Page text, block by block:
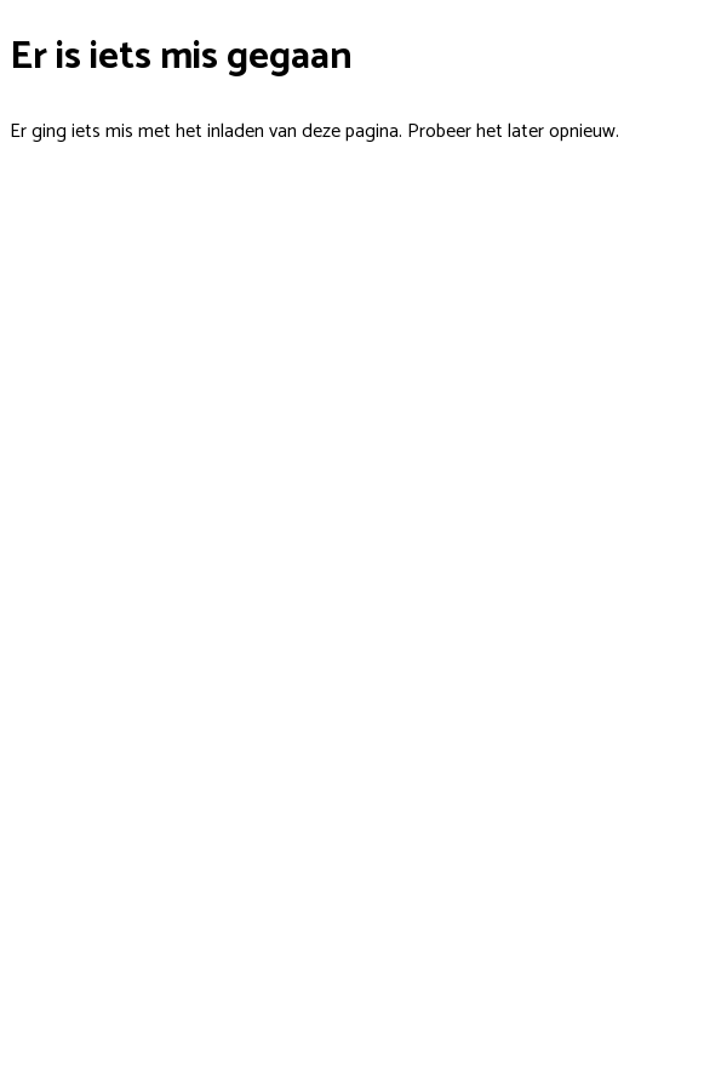
Er is iets mis gegaan
Er ging iets mis met het inladen van deze pagina. Probeer het later opnieuw.